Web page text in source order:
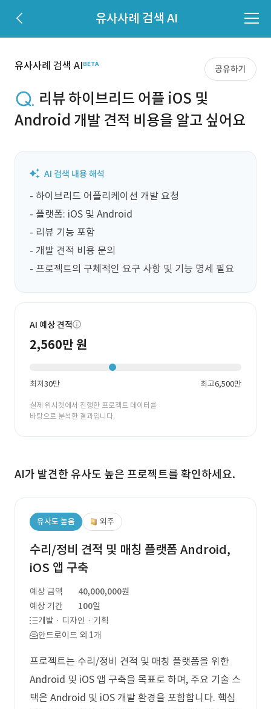
유사사례 검색 AI
유사사례 검색 AI 공유하기
리뷰 하이브리드 어플 iOS 및
Android 개발 견적 비용을 알고 싶어요
- 하이브리드 어플리케이션 개발 요청
- 플랫폼: iOS 및 Android
- 리뷰 기능 포함
- 개발 견적 비용 문의
- 프로젝트의 구체적인 요구 사항 및 기능 명세 필요
AI 예상 견적
2,560만 원
최저30만 최고6,500만
실제 위시켓에서 진행한 프로젝트 데이터를
바탕으로 분석한 결과입니다.
AI가 발견한 유사도 높은 프로젝트를 확인하세요.
유사도 높음 외주
수리/정비 견적 및 매칭 플랫폼 Android,
iOS 앱 구축
예상 금액
40,000,000원
예상 기간
100일
개발 · 디자인 · 기획
안드로이드 외 1개
프로젝트는 수리/정비 견적 및 매칭 플랫폼을 위한
Android 및 iOS 앱 구축을 목표로 하며, 주요 기술 스
택은 Android 및 iOS 개발 환경을 포함합니다. 핵심